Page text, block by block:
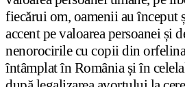
fiecărui om, oamenii au început
accent pe valoarea persoanei și
nenorocirile cu copii din
întâmplat în România și în